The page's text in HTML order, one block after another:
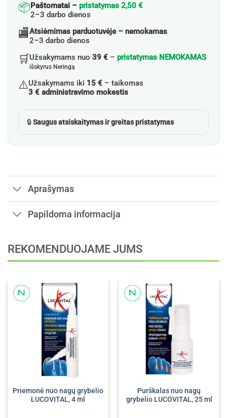
📦Paštomatai – pristatymas 2,50 €
2–3 darbo dienos
🏬Atsiėmimas parduotuvėje – nemokamas
2–3 darbo dienos
🛒Užsakymams nuo 39 € – pristatymas NEMOKAMAS
išskyrus Neringą
⚠️Užsakymams iki 15 € – taikomas
3 € administravimo mokestis
🔒Saugus atsiskaitymas ir greitas pristatymas
Aprašymas
Papildoma informacija
REKOMENDUOJAME JUMS
Priemonė nuo nagų grybelio
LUCOVITAL, 4 ml
Purškalas nuo nagų
grybelio LUCOVITAL, 25 ml